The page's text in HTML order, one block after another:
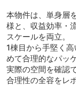
本物件は、単身層
様と、収益効率・
スケールを両立。
1棟目から手堅く
めて合理的なパッ
実際の空間を確認
合理性の全容をレ